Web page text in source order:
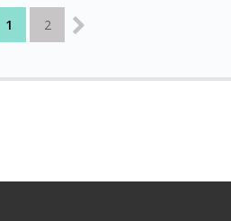
1 2